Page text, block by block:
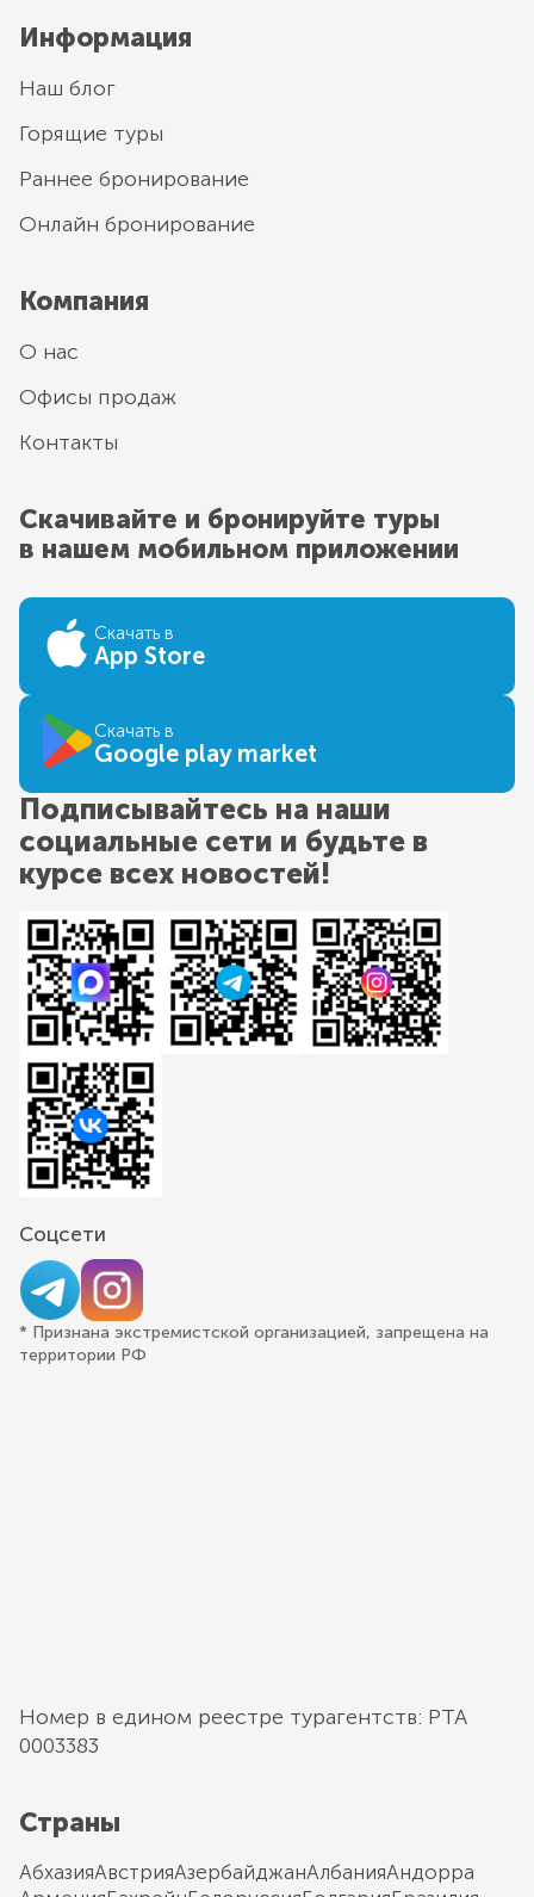
Информация
Наш блог
Горящие туры
Раннее бронирование
Онлайн бронирование
Компания
О нас
Офисы продаж
Контакты
Скачивайте и бронируйте туры
в нашем мобильном приложении
Скачать в
App Store
Скачать в
Google play market
Подписывайтесь на наши
социальные сети и будьте в
курсе всех новостей!
Соцсети
* Признана экстремистской организацией, запрещена на
территории РФ
Номер в едином реестре турагентств: РТА
0003383
Страны
АбхазияАвстрияАзербайджанАлбанияАндорра